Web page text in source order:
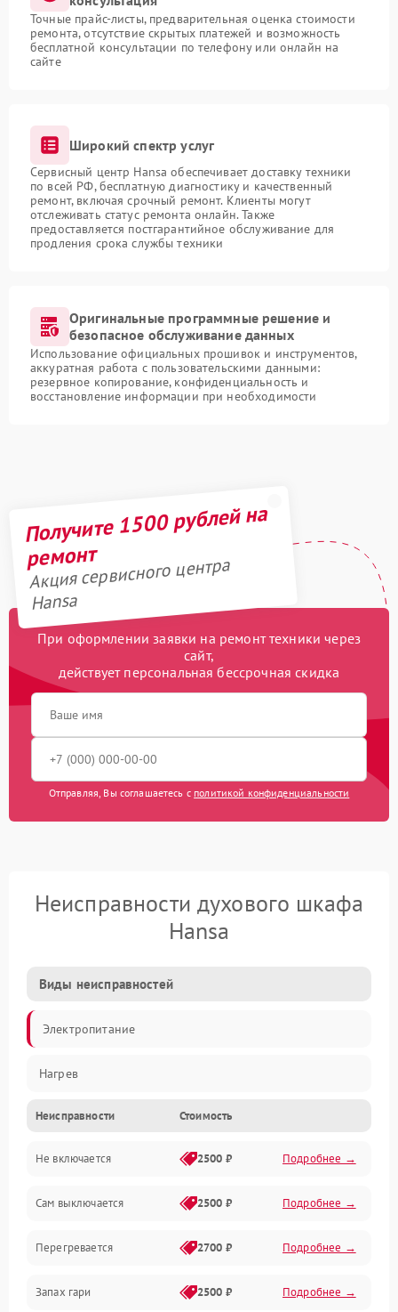
Точные прайс-листы, предварительная оценка стоимости
ремонта, отсутствие скрытых платежей и возможность
бесплатной консультации по телефону или онлайн на
сайте
Широкий спектр услуг
Сервисный центр Hansa обеспечивает доставку техники
по всей РФ, бесплатную диагностику и качественный
ремонт, включая срочный ремонт. Клиенты могут
отслеживать статус ремонта онлайн. Также
предоставляется постгарантийное обслуживание для
продления срока службы техники
Оригинальные программные решение и
безопасное обслуживание данных
Использование официальных прошивок и инструментов,
аккуратная работа с пользовательскими данными:
резервное копирование, конфиденциальность и
восстановление информации при необходимости
Получите 1500 рублей на
ремонт
Акция сервисного центра
Hansa
При оформлении заявки на ремонт техники через
сайт,
действует персональная бессрочная скидка
Отправляя, Вы соглашаетесь с политикой конфиденциальности
Неисправности духового шкафа
Hansa
Виды неисправностей
Электропитание
Нагрев
Неисправности Стоимость
Не включается 2500 ₽ Подробнее →
Сам выключается 2500 ₽ Подробнее →
Перегревается 2700 ₽ Подробнее →
Запах гари 2500 ₽ Подробнее →